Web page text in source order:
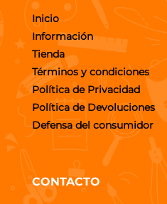
Inicio
Información
Tienda
Términos y condiciones
Política de Privacidad
Política de Devoluciones
Defensa del consumidor
CONTACTO